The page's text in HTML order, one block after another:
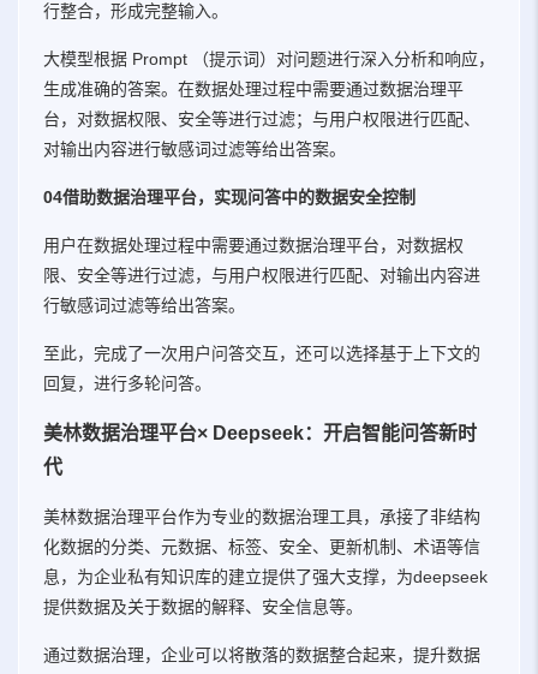
行整合，形成完整输入。
大模型根据 Prompt （提示词）对问题进行深入分析和响应，
生成准确的答案。在数据处理过程中需要通过数据治理平
台，对数据权限、安全等进行过滤；与用户权限进行匹配、
对输出内容进行敏感词过滤等给出答案。
04借助数据治理平台，实现问答中的数据安全控制
用户在数据处理过程中需要通过数据治理平台，对数据权
限、安全等进行过滤，与用户权限进行匹配、对输出内容进
行敏感词过滤等给出答案。
至此，完成了一次用户问答交互，还可以选择基于上下文的
回复，进行多轮问答。
美林数据治理平台× Deepseek：开启智能问答新时
代
美林数据治理平台作为专业的数据治理工具，承接了非结构
化数据的分类、元数据、标签、安全、更新机制、术语等信
息，为企业私有知识库的建立提供了强大支撑，为deepseek
提供数据及关于数据的解释、安全信息等。
通过数据治理，企业可以将散落的数据整合起来，提升数据